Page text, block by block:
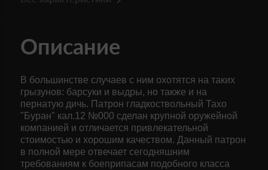
Описание
В большинстве случаев с ним охотятся на таких
грызунов: барсуки и выдры, но также и на
пернатую дичь. Патрон гладкоствольный Тахо
"Буран" кал.12 №000 сделан крупной оружейной
компанией и отличается привлекательной
стоимостью и хорошим качеством. Данный патрон
в полной мере отвечает сегодняшним
требованиям к боеприпасам подобного класса